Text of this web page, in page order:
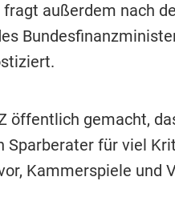
außerdem nach
öffentlich gemacht,
Sparberater für viel
Kammerspiele und